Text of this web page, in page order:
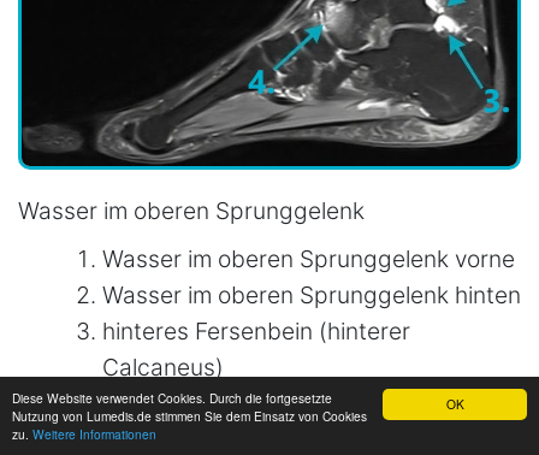
OK
Diese Website verwendet Cookies. Durch die fortgesetzte
Nutzung von Lumedis.de stimmen Sie dem Einsatz von Cookies
zu. Weitere Informationen
Wasser im oberen Sprunggelenk
Wasser im oberen Sprunggelenk vorne
Wasser im oberen Sprunggelenk hinten
hinteres Fersenbein (hinterer
Calcaneus)
Bone bruise zwischen Sprungbein
(Talus) und Kahnbein (Os naviculare)